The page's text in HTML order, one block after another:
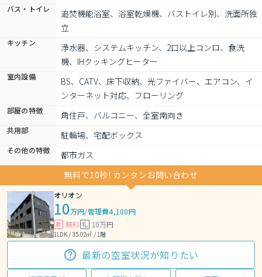
バス・トイレ
追焚機能浴室、浴室乾燥機、バストイレ別、洗面所独
立
キッチン
浄水器、システムキッチン、2口以上コンロ、食洗
機、IHクッキングヒーター
室内設備
BS、CATV、床下収納、光ファイバー、エアコン、イ
ンターネット対応、フローリング
部屋の特徴 角住戸、バルコニー、全室南向き
共用部 駐輪場、宅配ボックス
その他の特徴
都市ガス
無料で10秒! カンタンお問い合わせ
オリオン
10万円/管理費4,100円
敷 無料 礼 10万円
1LDK / 35.02㎡ / 1階
最新の空室状況が知りたい